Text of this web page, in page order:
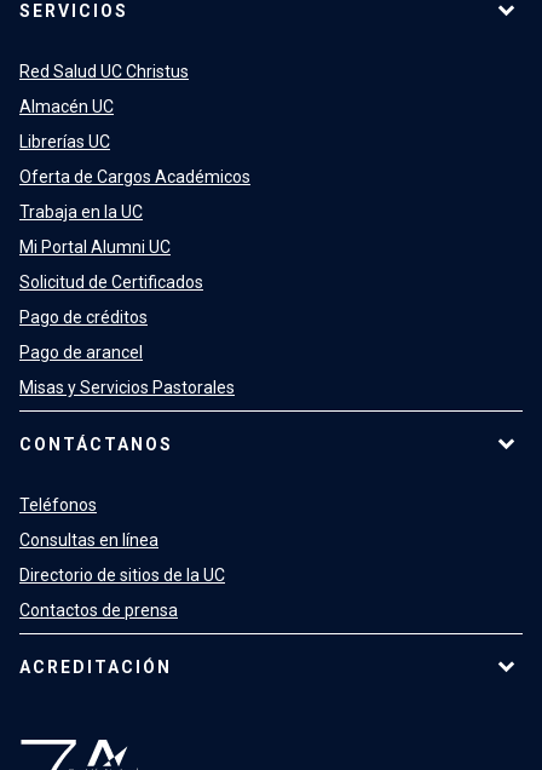
SERVICIOS
Red Salud UC Christus
Almacén UC
Librerías UC
Oferta de Cargos Académicos
Trabaja en la UC
Mi Portal Alumni UC
Solicitud de Certificados
Pago de créditos
Pago de arancel
Misas y Servicios Pastorales
CONTÁCTANOS
Teléfonos
Consultas en línea
Directorio de sitios de la UC
Contactos de prensa
ACREDITACIÓN